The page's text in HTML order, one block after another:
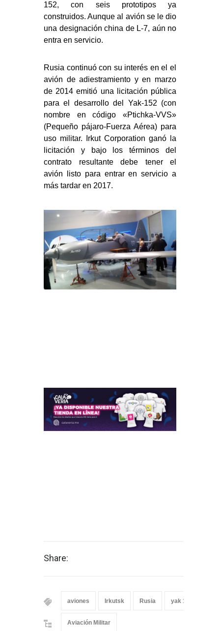
152, con seis prototipos ya
construidos. Aunque al avión se le dio
una designación china de L-7, aún no
entra en servicio.
Rusia continuó con su interés en el el
avión de adiestramiento y en marzo
de 2014 emitió una licitación pública
para el desarrollo del Yak-152 (con
nombre en código «Ptichka-VVS»
(Pequeño pájaro-Fuerza Aérea) para
uso militar. Irkut Corporation ganó la
licitación y bajo los términos del
contrato resultante debe tener el
avión listo para entrar en servicio a
más tardar en 2017.
Share:
aviones Irkutsk Rusia yak 152
Aviación Militar